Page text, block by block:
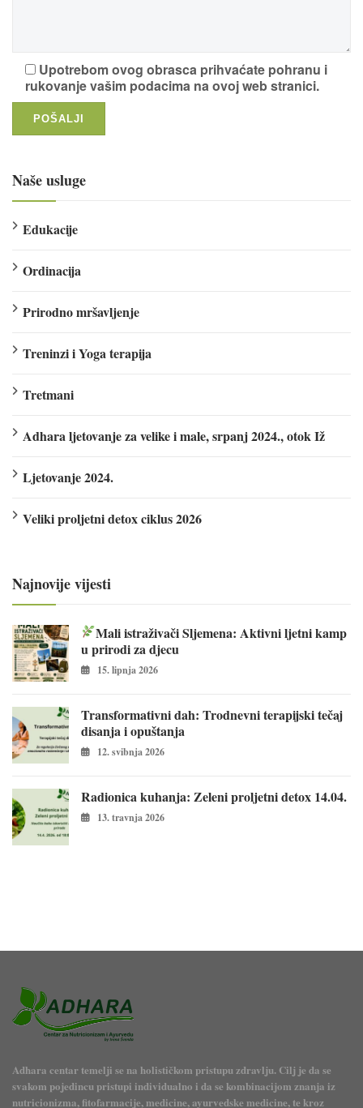
Upotrebom ovog obrasca prihvaćate pohranu i
rukovanje vašim podacima na ovoj web stranici.
Naše usluge
Edukacije
Ordinacija
Prirodno mršavljenje
Treninzi i Yoga terapija
Tretmani
Adhara ljetovanje za velike i male, srpanj 2024., otok Iž
Ljetovanje 2024.
Veliki proljetni detox ciklus 2026
Najnovije vijesti
Mali istraživači Sljemena: Aktivni ljetni kamp
u prirodi za djecu
15. lipnja 2026
Transformativni dah: Trodnevni terapijski tečaj
disanja i opuštanja
12. svibnja 2026
Radionica kuhanja: Zeleni proljetni detox 14.04.
13. travnja 2026
Adhara centar temelji se na holističkom pristupu zdravlju. Cilj je da se
svakom pojedincu pristupi individualno i da se kombinacijom znanja iz
nutricionizma, fitofarmacije, medicine, ayurvedske medicine, te kroz